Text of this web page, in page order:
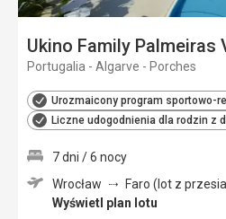
Ukino Family Palmeiras
Portugalia - Algarve - Porches
Urozmaicony program sportowo-
Liczne udogodnienia dla rodzin z
7 dni / 6 nocy
Wrocław
Faro (lot z
Wyświetl plan lotu